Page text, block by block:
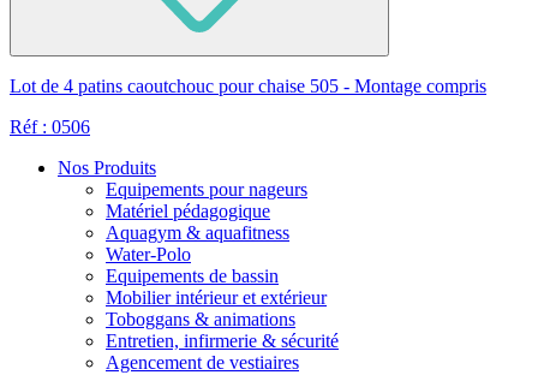
Lot de 4 patins caoutchouc pour chaise 505 - Montage compris
Réf : 0506
Nos Produits
Equipements pour nageurs
Matériel pédagogique
Aquagym & aquafitness
Water-Polo
Equipements de bassin
Mobilier intérieur et extérieur
Toboggans & animations
Entretien, infirmerie & sécurité
Agencement de vestiaires